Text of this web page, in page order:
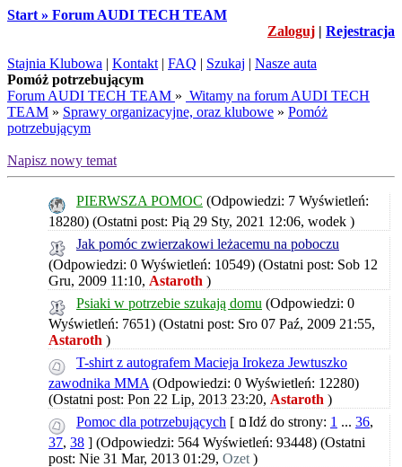
Start » Forum AUDI TECH TEAM
Zaloguj | Rejestracja
Stajnia Klubowa | Kontakt | FAQ | Szukaj | Nasze auta
Pomóż potrzebującym
Forum AUDI TECH TEAM » Witamy na forum AUDI TECH
TEAM » Sprawy organizacyjne, oraz klubowe » Pomóż
potrzebującym
Napisz nowy temat
PIERWSZA POMOC (Odpowiedzi: 7 Wyświetleń:
18280) (Ostatni post: Pią 29 Sty, 2021 12:06, wodek )
Jak pomóc zwierzakowi leżacemu na poboczu
(Odpowiedzi: 0 Wyświetleń: 10549) (Ostatni post: Sob 12
Gru, 2009 11:10, Astaroth )
Psiaki w potrzebie szukają domu (Odpowiedzi: 0
Wyświetleń: 7651) (Ostatni post: Sro 07 Paź, 2009 21:55,
Astaroth )
T-shirt z autografem Macieja Irokeza Jewtuszko
zawodnika MMA (Odpowiedzi: 0 Wyświetleń: 12280)
(Ostatni post: Pon 22 Lip, 2013 23:20, Astaroth )
Pomoc dla potrzebujących [ Idź do strony: 1 ... 36,
37, 38 ] (Odpowiedzi: 564 Wyświetleń: 93448) (Ostatni
post: Nie 31 Mar, 2013 01:29, Ozet )